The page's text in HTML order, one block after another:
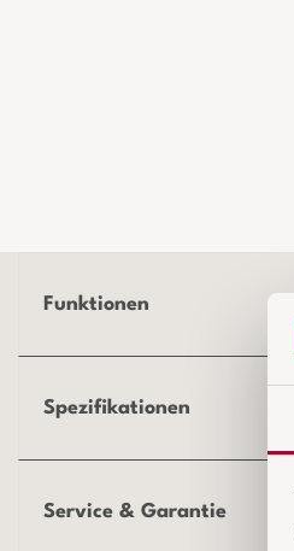
Funktionen
Spezifikationen
Service & Garantie